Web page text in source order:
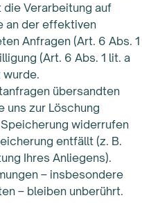
die Verarbeitung auf
an der effektiven
Anfragen (Art. 6 Abs. 1
(Art. 6 Abs. 1 lit. a
wurde.
übersandten
uns zur Löschung
widerrufen
entfällt (z. B.
Ihres Anliegens).
– insbesondere
– bleiben unberührt.